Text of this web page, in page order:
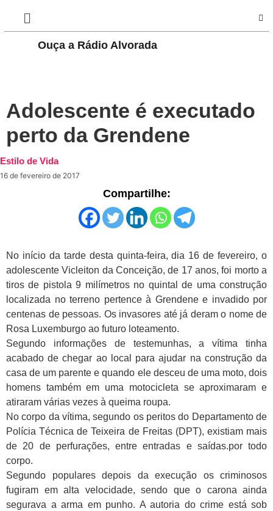
Ouça a Rádio Alvorada
Adolescente é executado
perto da Grendene
Estilo de Vida
16 de fevereiro de 2017
Compartilhe:
No início da tarde desta quinta-feira, dia 16 de fevereiro, o
adolescente Vicleiton da Conceição, de 17 anos, foi morto a
tiros de pistola 9 milímetros no quintal de uma construção
localizada no terreno pertence à Grendene e invadido por
centenas de pessoas. Os invasores até já deram o nome de
Rosa Luxemburgo ao futuro loteamento.
Segundo informações de testemunhas, a vítima tinha
acabado de chegar ao local para ajudar na construção da
casa de um parente e quando ele desceu de uma moto, dois
homens também em uma motocicleta se aproximaram e
atiraram várias vezes à queima roupa.
No corpo da vítima, segundo os peritos do Departamento de
Polícia Técnica de Teixeira de Freitas (DPT), existiam mais
de 20 de perfurações, entre entradas e saídas.por todo
corpo.
Segundo populares depois da execução os criminosos
fugiram em alta velocidade, sendo que o carona ainda
segurava a arma em punho. A autoria do crime está sob